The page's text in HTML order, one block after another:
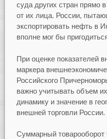
суда других стран прямо
от их лица. России,
экспортировать нефть в
вполне мог бы
При оценке показателей
маркера
Российского
важно учитывать объем
динамику и значение в
внешней торговли России.
Суммарный товарооборот